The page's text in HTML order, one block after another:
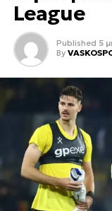
League
Published 5
By